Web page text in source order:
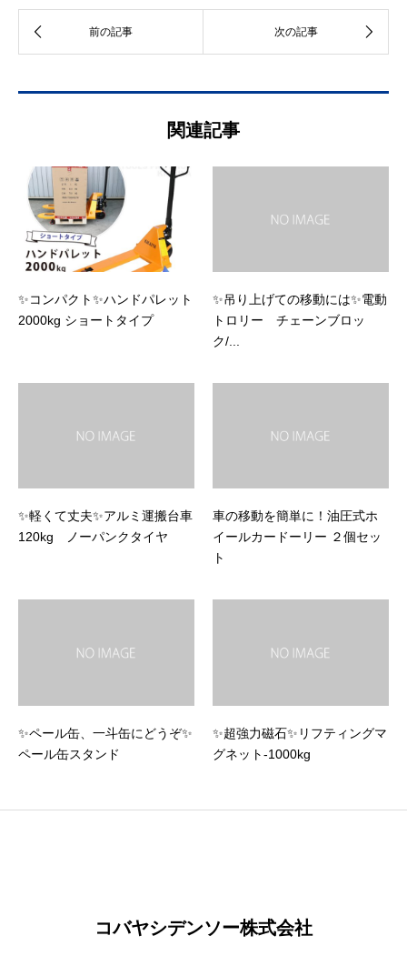
関連記事
✨コンパクト✨ハンドパレット
2000kg ショートタイプ
✨吊り上げての移動には✨電動
トロリー チェーンブロッ
ク/...
✨軽くて丈夫✨アルミ運搬台車
120kg ノーパンクタイヤ
車の移動を簡単に！油圧式ホ
イールカードーリー ２個セッ
ト
✨ペール缶、一斗缶にどうぞ✨
ペール缶スタンド
✨超強力磁石✨リフティングマ
グネット-1000kg
コバヤシデンソー株式会社